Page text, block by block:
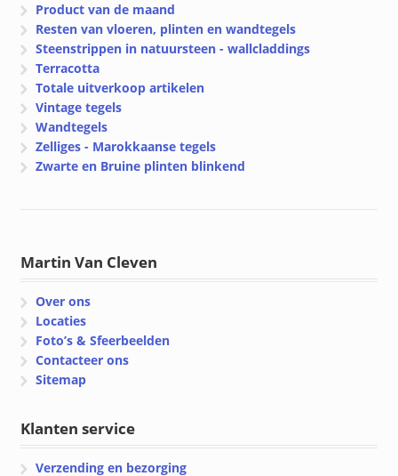
Product van de maand
Resten van vloeren, plinten en wandtegels
Steenstrippen in natuursteen - wallcladdings
Terracotta
Totale uitverkoop artikelen
Vintage tegels
Wandtegels
Zelliges - Marokkaanse tegels
Zwarte en Bruine plinten blinkend
Martin Van Cleven
Over ons
Locaties
Foto’s & Sfeerbeelden
Contacteer ons
Sitemap
Klanten service
Verzending en bezorging